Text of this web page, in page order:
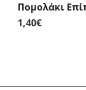
Πομολάκι
1,40€